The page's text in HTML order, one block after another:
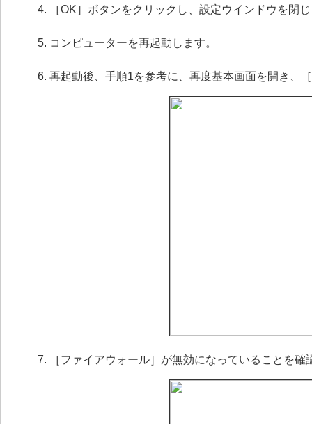
［OK］ボタンをクリックし、設定ウインドウを閉
コンピューターを再起動します。
再起動後、手順1を参考に、再度基本画面を開き、
［ファイアウォール］が無効になっていることを確